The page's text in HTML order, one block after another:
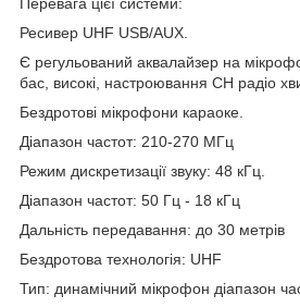
Ресивер UHF USB/AUX.
Є регульований аквалайзер на
бас, високі, настроювання CH радіо
Бездротові мікрофони караоке.
Діапазон частот: 210-270 МГц
Режим дискретизації звуку: 48 кГц.
Діапазон частот: 50 Гц - 18 кГц
Дальність передавання: до 30 метрів
Бездротова технологія: UHF
Тип: динамічний мікрофон діапазон